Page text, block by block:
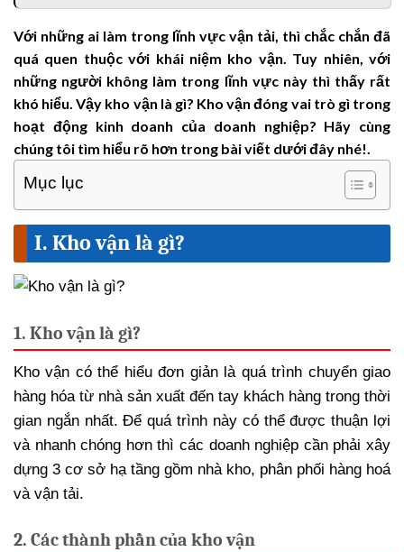
Với những ai làm trong lĩnh vực vận tải, thì chắc chắn đã
quá quen thuộc với khái niệm kho vận. Tuy nhiên, với
những người không làm trong lĩnh vực này thì thấy rất
khó hiểu. Vậy kho vận là gì? Kho vận đóng vai trò gì trong
hoạt động kinh doanh của doanh nghiệp? Hãy cùng
chúng tôi tìm hiểu rõ hơn trong bài viết dưới đây nhé!.
Mục lục
I. Kho vận là gì?
1. Kho vận là gì?
Kho vận có thể hiểu đơn giản là quá trình chuyển giao
hàng hóa từ nhà sản xuất đến tay khách hàng trong thời
gian ngắn nhất. Để quá trình này có thể được thuận lợi
và nhanh chóng hơn thì các doanh nghiệp cần phải xây
dựng 3 cơ sở hạ tầng gồm nhà kho, phân phối hàng hoá
và vận tải.
2. Các thành phần của kho vận